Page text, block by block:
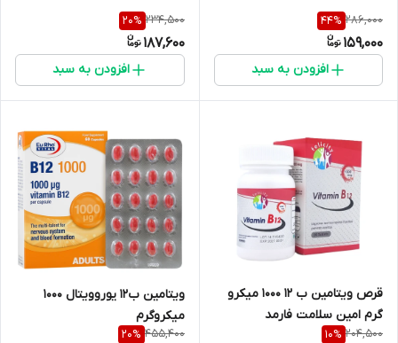
286,000
44%
159,000
افزودن به سبد
234,500
20%
187,600
افزودن به سبد
قرص ویتامین ب 12 1000 میکرو
گرم امین سلامت فارمد
204,500
10%
ویتامین ب12 یوروویتال 1000
میکروگرم
455,400
20%